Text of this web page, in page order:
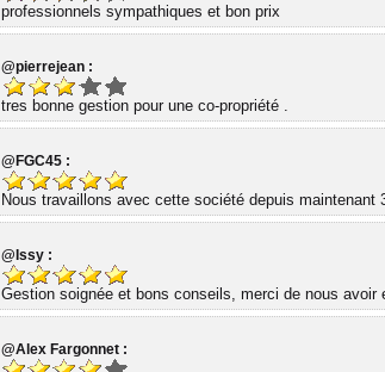
professionnels sympathiques et bon prix
@pierrejean :
tres bonne gestion pour une co-propriété .
@FGC45 :
Nous travaillons avec cette société depuis maintenant
@Issy :
Gestion soignée et bons conseils, merci de nous avoir
@Alex Fargonnet :